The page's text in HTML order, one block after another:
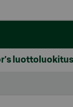
luottoluokitus